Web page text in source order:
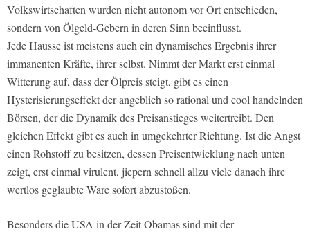
Volkswirtschaften wurden nicht autonom vor Ort entschieden,
sondern von Ölgeld-Gebern in deren Sinn beeinflusst.
Jede Hausse ist meistens auch ein dynamisches Ergebnis ihrer
immanenten Kräfte, ihrer selbst. Nimmt der Markt erst einmal
Witterung auf, dass der Ölpreis steigt, gibt es einen
Hysterisierungseffekt der angeblich so rational und cool handelnden
Börsen, der die Dynamik des Preisanstieges weitertreibt. Den
gleichen Effekt gibt es auch in umgekehrter Richtung. Ist die Angst
einen Rohstoff zu besitzen, dessen Preisentwicklung nach unten
zeigt, erst einmal virulent, jiepern schnell allzu viele danach ihre
wertlos geglaubte Ware sofort abzustoßen.
Besonders die USA in der Zeit Obamas sind mit der